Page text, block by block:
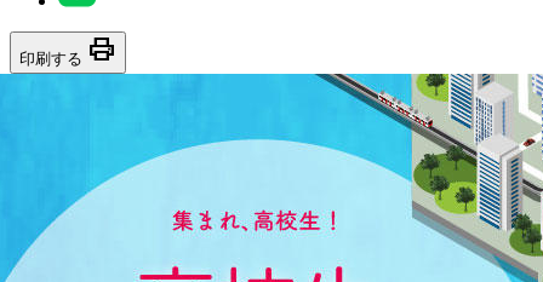
印刷する print